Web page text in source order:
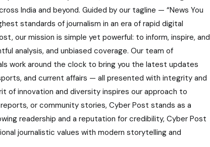
India and beyond. Guided by our tagline — “News You
standards of journalism in an era of rapid digital
our mission is simple yet powerful: to inform, inspire, and
analysis, and unbiased coverage. Our team of
work around the clock to bring you the latest updates
and current affairs — all presented with integrity and
of innovation and diversity inspires our approach to
or community stories, Cyber Post stands as a
readership and a reputation for credibility, Cyber Post
journalistic values with modern storytelling and